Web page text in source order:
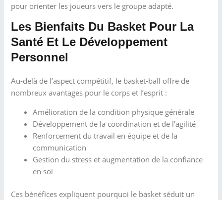
pour orienter les joueurs vers le groupe adapté.
Les Bienfaits Du Basket Pour La
Santé Et Le Développement
Personnel
Au-delà de l’aspect compétitif, le basket-ball offre de
nombreux avantages pour le corps et l’esprit :
Amélioration de la condition physique générale
Développement de la coordination et de l’agilité
Renforcement du travail en équipe et de la
communication
Gestion du stress et augmentation de la confiance
en soi
Ces bénéfices expliquent pourquoi le basket séduit un